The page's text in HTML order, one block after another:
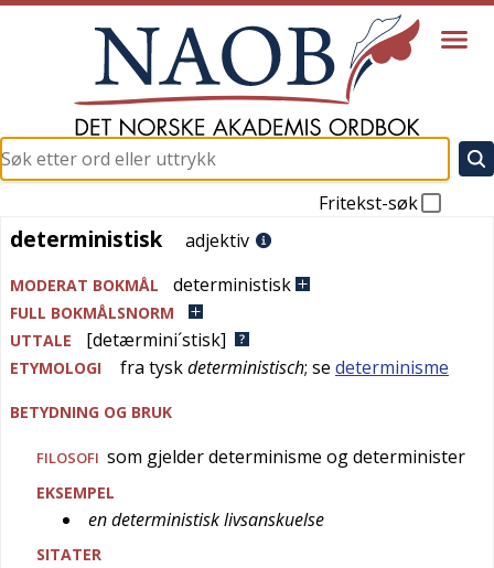
Fritekst-søk
deterministisk
deterministisk adjektiv
MODERAT BOKMÅL deterministisk
FULL BOKMÅLSNORM
UTTALE
[detærmini´stisk]
ETYMOLOGI fra tyskdeterministisch; se determinisme
BETYDNING OG BRUK
FILOSOFI som gjelder determinisme og determinister
EKSEMPEL
en deterministisk livsanskuelse
SITATER